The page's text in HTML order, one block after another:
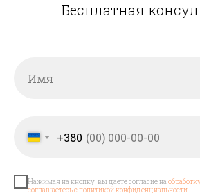
Бесплатная
+380
Нажимая на кнопку, вы даете согласие на
соглашаетесь с политикой конфиденциальности.